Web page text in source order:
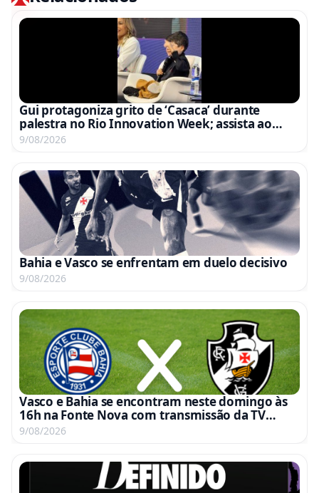
Gui protagoniza grito de ‘Casaca’ durante
palestra no Rio Innovation Week; assista ao
vídeo
9/08/2026
Bahia e Vasco se enfrentam em duelo decisivo
9/08/2026
Vasco e Bahia se encontram neste domingo às
16h na Fonte Nova com transmissão da TV
Globo e Premiere
9/08/2026